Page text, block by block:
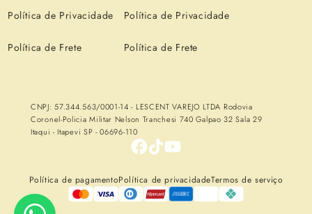
Política de Privacidade
Política de Frete
Política de Privacidade
Política de Frete
CNPJ: 57.344.563/0001-14 - LESCENT VAREJO LTDA Rodovia
Coronel-Policia Militar Nelson Tranchesi 740 Galpao 32 Sala 29
Itaqui - Itapevi SP - 06696-110
Política de pagamentoPolítica de privacidadeTermos de serviço